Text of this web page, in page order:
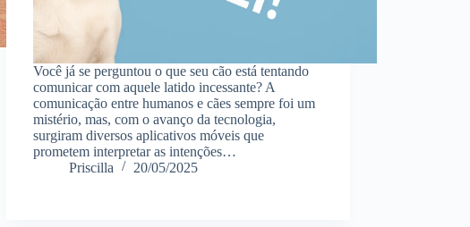
Você já se perguntou o que seu cão está tentando
comunicar com aquele latido incessante? A
comunicação entre humanos e cães sempre foi um
mistério, mas, com o avanço da tecnologia,
surgiram diversos aplicativos móveis que
prometem interpretar as intenções…
Priscilla
20/05/2025